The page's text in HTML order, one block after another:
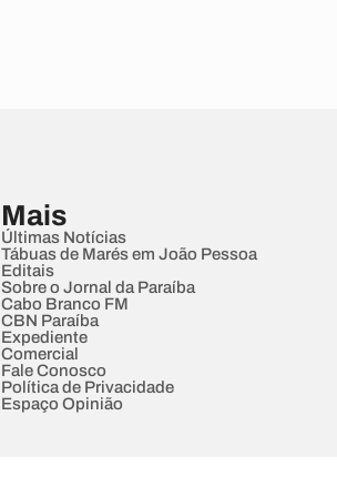
Mais
Últimas Notícias
Tábuas de Marés em João Pessoa
Editais
Sobre o Jornal da Paraíba
Cabo Branco FM
CBN Paraíba
Expediente
Comercial
Fale Conosco
Política de Privacidade
Espaço Opinião